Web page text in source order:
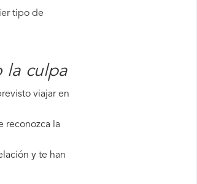
tipo de
la culpa
viajar en
reconozca la
y te han